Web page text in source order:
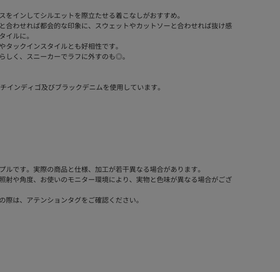
をインしてシルエットを際立たせる着こなしがおすすめ。
合わせれば都会的な印象に、スウェットやカットソーと合わせれば抜け感
イルに。
タックインスタイルとも好相性です。
しく、スニーカーでラフに外すのも◎。
インディゴ及びブラックデニムを使用しています。
ルです。実際の商品と仕様、加工が若干異なる場合があります。
射や角度、お使いのモニター環境により、実物と色味が異なる場合がござ
は、アテンションタグをご確認ください。